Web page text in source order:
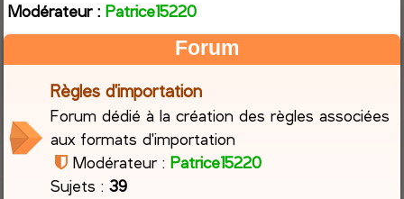
h
e
Modérateur : Patrice15220
Forum
Règles d'importation
Forum dédié à la création des règles associées
aux formats d'importation
Modérateur : Patrice15220
Sujets :39